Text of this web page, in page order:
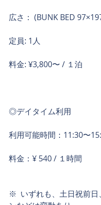
広さ： (BUNK BED
定員: 1人
料金: ¥3,800〜 / １泊
◎デイタイム利用
利用可能時間：11:30〜
料金：¥ 540 / １時間
※  いずれも、土日祝前日